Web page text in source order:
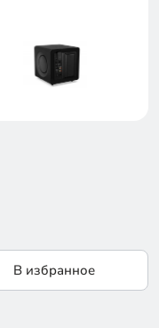
В избранное